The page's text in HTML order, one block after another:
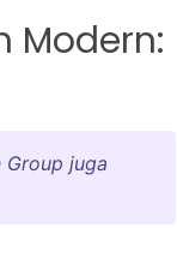
Modern:
Group juga